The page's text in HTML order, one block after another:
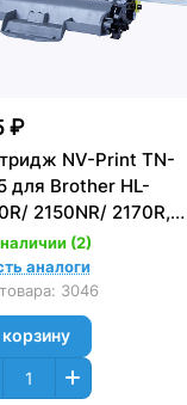
₽
NV-Print TN-
для Brother HL-
2150NR/ 2170R,
7030R/ 7045R, MFC-
(2600стр.)
(2)
аналоги
3046
корзину